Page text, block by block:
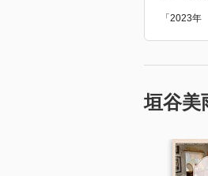
「2023年
垣谷美